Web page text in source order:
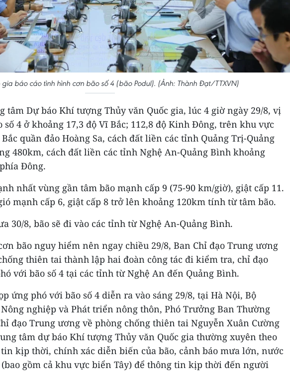
gia báo cáo tình hình cơn bão số 4 (bão Podul). (Ảnh: Thành Đạt/TTXVN)
tâm Dự báo Khí tượng Thủy văn Quốc gia, lúc 4 giờ ngày 29/8, vị
số 4 ở khoảng 17,3 độ Vĩ Bắc; 112,8 độ Kinh Đông, trên khu vực
quần đảo Hoàng Sa, cách đất liền các tỉnh Quảng Trị-Quảng
480km, cách đất liền các tỉnh Nghệ An-Quảng Bình khoảng
Đông.
nhất vùng gần tâm bão mạnh cấp 9 (75-90 km/giờ), giật cấp 11.
mạnh cấp 6, giật cấp 8 trở lên khoảng 120km tính từ tâm bão.
30/8, bão sẽ đi vào các tỉnh từ Nghệ An-Quảng Bình.
bão nguy hiểm nên ngay chiều 29/8, Ban Chỉ đạo Trung ương
thiên tai thành lập hai đoàn công tác đi kiểm tra, chỉ đạo
với bão số 4 tại các tỉnh từ Nghệ An đến Quảng Bình.
ứng phó với bão số 4 diễn ra vào sáng 29/8, tại Hà Nội, Bộ
nghiệp và Phát triển nông thôn, Phó Trưởng Ban Thường
đạo Trung ương về phòng chống thiên tai Nguyễn Xuân Cường
tâm dự báo Khí tượng Thủy văn Quốc gia thường xuyên theo
kịp thời, chính xác diễn biến của bão, cảnh báo mưa lớn, nước
gồm cả khu vực biển Tây) để thông tin kịp thời đến người